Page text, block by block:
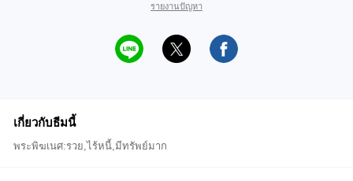
รายงานปัญหา
เกี่ยวกับธีมนี้
พระพิฆเนศ:รวย,ไร้หนี้,มีทรัพย์มาก